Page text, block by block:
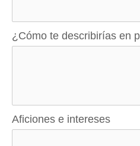
¿Cómo te describirías en
Aficiones e intereses